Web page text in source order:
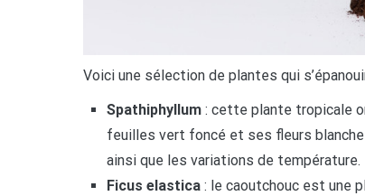
Voici une sélection de plantes qui
Spathiphyllum: cette plante tropicale
feuilles vert foncé et ses fleurs
ainsi que les variations de température.
Ficus elastica: le caoutchouc est une